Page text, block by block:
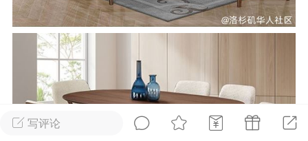
洛杉矶热点 娱乐八卦 同乡联谊
民宿短租 房屋买卖
写评论